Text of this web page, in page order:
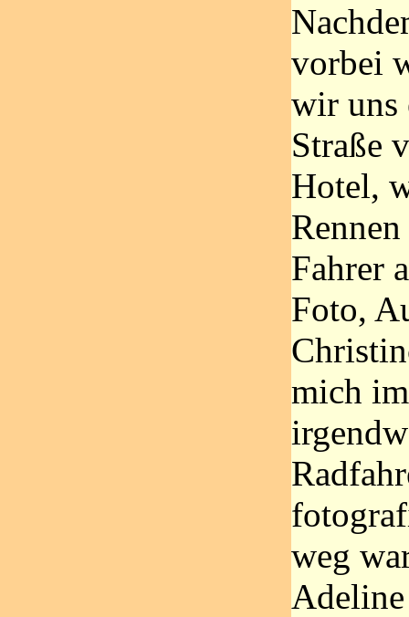
vorbei
wir uns
Straße
Hotel,
Fahrer
Foto,
mich
weg